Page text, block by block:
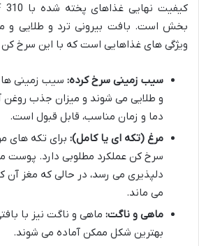
بخش است. بافت بیرونی ترد و طلایی و
ویژگی های غذاهایی است که با این سرخ
سیب زمینی سرخ کرده: سیب زمینی ها
و طلایی می شوند و میزان جذب
دما و زمان مناسب، قابل قبول است.
مرغ (تکه ای یا کامل): برای تکه های
سرخ کن عملکرد مطلوبی دارد. پوست
دلپذیری می رسد، در حالی که مغز آن
می ماند.
ماهی و ناگت: ماهی و ناگت نیز با
بهترین شکل ممکن آماده می شوند.